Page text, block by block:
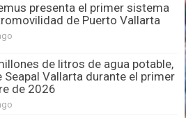
presenta el primer sistema
de Puerto Vallarta
de litros de agua potable,
Seapal Vallarta durante el primer
de 2026